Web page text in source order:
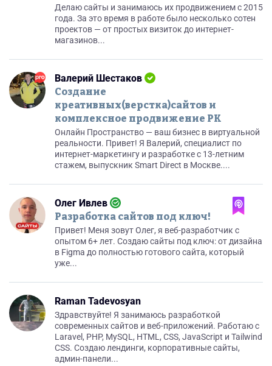
Делаю сайты и занимаюсь их продвижением с 2015
года. За это время в работе было несколько сотен
проектов — от простых визиток до интернет-
магазинов...
Валерий Шестаков
Создание
креативных(верстка)сайтов и
комплексное продвижение РК
Онлайн Пространство — ваш бизнес в виртуальной
реальности. Привет! Я Валерий, специалист по
интернет-маркетингу и разработке с 13-летним
стажем, выпускник Smart Direct в Москве....
Олег Ивлев
Разработка сайтов под ключ!
Привет! Меня зовут Олег, я веб-разработчик с
опытом 6+ лет. Создаю сайты под ключ: от дизайна
в Figma до полностью готового сайта, который
уже...
Raman Tadevosyan
Здравствуйте! Я занимаюсь разработкой
современных сайтов и веб-приложений. Работаю с
Laravel, PHP, MySQL, HTML, CSS, JavaScript и Tailwind
CSS. Создаю лендинги, корпоративные сайты,
админ-панели...